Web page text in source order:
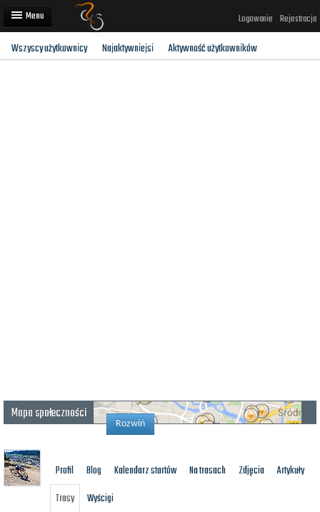
Logowanie Rejestracja
Artykuły
Wszyscy użytkownicy Najaktywniejsi Aktywność użytkowników
Mapa społeczności
Rozwiń
Profil Blog Kalendarz startów Na trasach Zdjęcia
Artykuły
Trasy
Wyścigi